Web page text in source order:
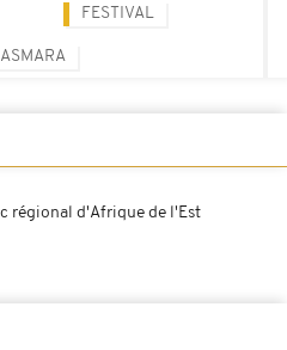
FESTIVAL
ASMARA
régional d'Afrique de l'Est